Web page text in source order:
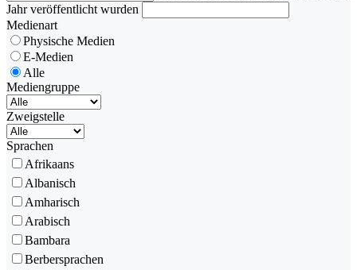
Jahr veröffentlicht wurden
Medienart
Physische Medien
E-Medien
Alle
Mediengruppe
Zweigstelle
Sprachen
Afrikaans
Albanisch
Amharisch
Arabisch
Bambara
Berbersprachen